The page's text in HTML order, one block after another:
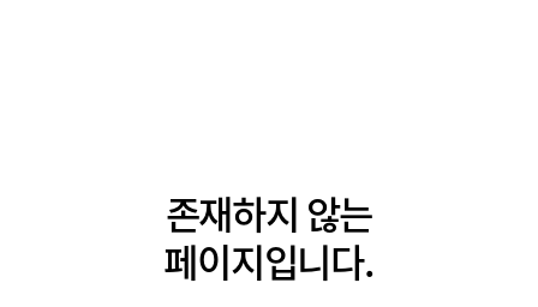
존재하지 않는
페이지입니다.